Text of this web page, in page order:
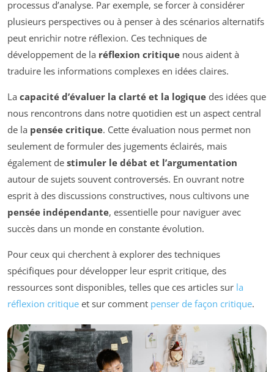
processus d’analyse. Par exemple, se forcer à considérer
plusieurs perspectives ou à penser à des scénarios alternatifs
peut enrichir notre réflexion. Ces techniques de
développement de la réflexion critique nous aident à
traduire les informations complexes en idées claires.
La capacité d’évaluer la clarté et la logique des idées que
nous rencontrons dans notre quotidien est un aspect central
de la pensée critique. Cette évaluation nous permet non
seulement de formuler des jugements éclairés, mais
également de stimuler le débat et l’argumentation
autour de sujets souvent controversés. En ouvrant notre
esprit à des discussions constructives, nous cultivons une
pensée indépendante, essentielle pour naviguer avec
succès dans un monde en constante évolution.
Pour ceux qui cherchent à explorer des techniques
spécifiques pour développer leur esprit critique, des
ressources sont disponibles, telles que ces articles sur la
réflexion critique et sur comment penser de façon critique.